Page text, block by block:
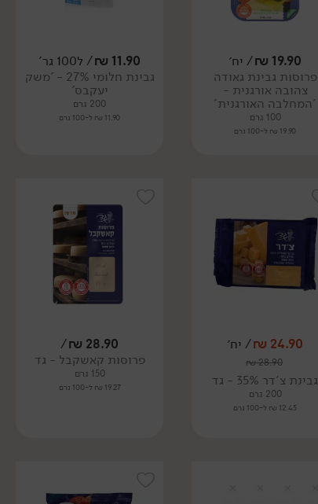
19.90
₪/ יח׳
פרוסות גבינת גאודה
צהובה אורגנית -
'המחלבה האורגנית'
100 גרם
19.90 ₪ ל-100 גרם
11.90
₪/ ל100 גר'
גבינת חלומי 27% - 'משק
יעקבס'
200 גרם
11.90 ₪ ל-100 גרם
24.90
₪/ יח׳
28.90
₪
גבינת צ'דר 35% - גד
200 גרם
12.45 ₪ ל-100 גרם
28.90
₪
/
פרוסות קאשקבל - גד
150 גרם
19.27 ₪ ל-100 גרם